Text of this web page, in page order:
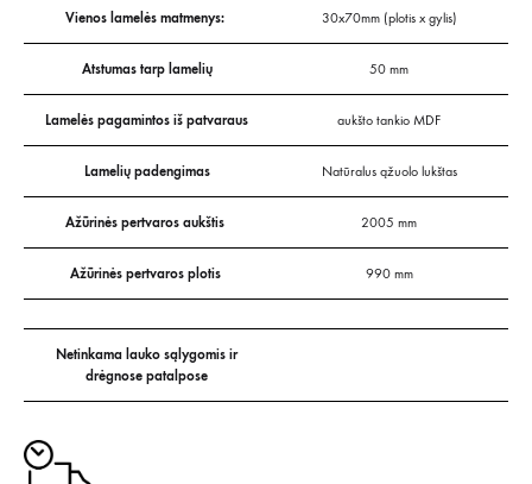
Vienos lamelės matmenys: 30x70mm (plotis x gylis)
Atstumas tarp lamelių 50 mm
Lamelės pagamintos iš patvaraus aukšto tankio MDF
Lamelių padengimas Natūralus ąžuolo lukštas
Ažūrinės pertvaros aukštis 2005 mm
Ažūrinės pertvaros plotis 990 mm
Netinkama lauko sąlygomis ir
drėgnose patalpose